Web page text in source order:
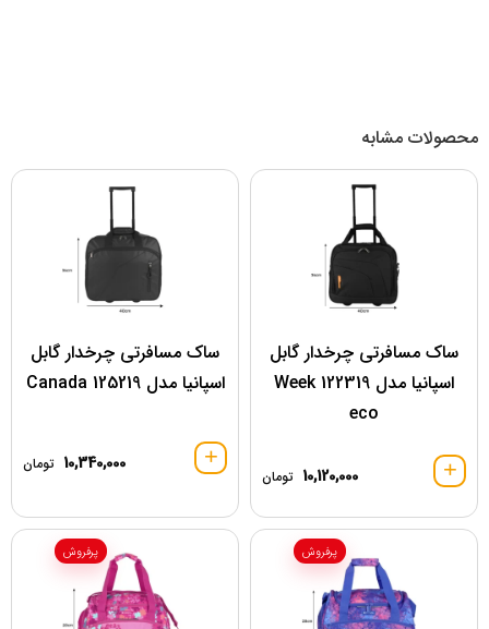
محصولات مشابه
ساک مسافرتی چرخدار گابل
اسپانیا مدل 122319 Week
eco
10,120,000 تومان
ساک مسافرتی چرخدار گابل
اسپانیا مدل 125219 Canada
10,340,000 تومان
پرفروش پرفروش